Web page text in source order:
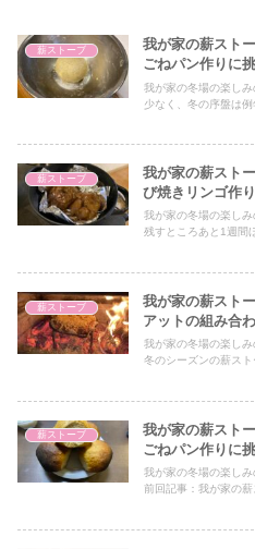
薪ストーブ
我が家の薪スト
ごねパン作りに
我が家の冬場の楽し
少なく、冬の序盤は例
薪ストーブ
我が家の薪スト
び焼きリンゴ作り
我が家の冬場の楽し
残すところあと1週間
薪ストーブ
我が家の薪スト
アットの組み合
我が家の冬場の楽しみ
冬のシーズンの薪ス
薪ストーブ
我が家の薪スト
ごねパン作りに
我が家の冬場の楽しみ
前回記事：我が家の